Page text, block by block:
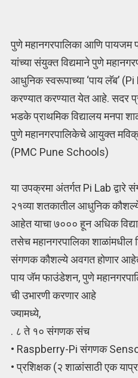
पुणे महानगरपालिका आणि
यांच्या संयुक्त विद्यमाने पुणे
आधुनिक स्वरूपाच्या ‘पाय लॅब’ (Pi
करण्यात करण्यात येत आहे. सदर
भडके प्राथमिक विद्यालय मनपा
पुणे महानगरपालिकेचे आयुक्त
(PMC Pune Schools)
या उपक्रमा अंतर्गत Pi Lab
२१व्या शतकातील आधुनिक कौशल्ये
आहेत याचा ७००० हून अधिक
तसेच महानगरपालिका
संगणक कौशल्ये अवगत होणार
पाय जॅम फाउंडेशन, पुणे
ची उभारणी करणार आहे
ज्यामध्ये,
. ८ ते १० संगणक संच
• Raspberry-Pi संगणक
• प्रशिक्षक (२ शाळांसाठी एक